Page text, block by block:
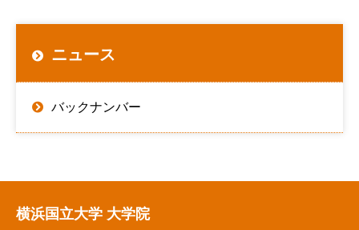
ニュース
バックナンバー
横浜国立大学 大学院